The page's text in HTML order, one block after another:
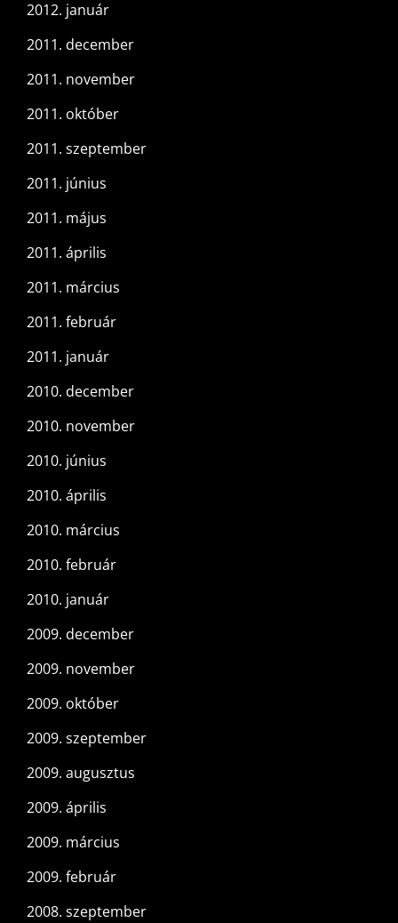
2012. január
2011. december
2011. november
2011. október
2011. szeptember
2011. június
2011. május
2011. április
2011. március
2011. február
2011. január
2010. december
2010. november
2010. június
2010. április
2010. március
2010. február
2010. január
2009. december
2009. november
2009. október
2009. szeptember
2009. augusztus
2009. április
2009. március
2009. február
2008. szeptember